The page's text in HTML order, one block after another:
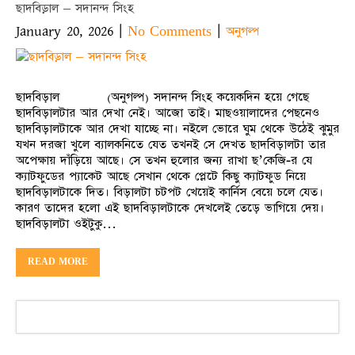
ছাদবিড়াল – সদানন্দ সিংহ
January 20, 2026 | No Comments |অনুগল্প
ছাদবিড়াল (অনুগল্প) সদানন্দ সিংহ কয়েকদিন হয়ে গেছে
ছাদবিড়ালটার আর দেখা নেই। আজো তাই। মাছওয়ালাদের পেছনেও
ছাদবিড়ালটাকে আর দেখা যাচ্ছে না। নইলে ভোরে ঘুম থেকে উঠেই ঝুমুর
যখন দরজা খুলে ব্যালকনিতে যেত তখনই সে দেখত ছাদবিড়ালটা তার
অপেক্ষায় দাঁড়িয়ে আছে। সে তখন হুলোর জন্য রাখা ছ’কেজি-র যে
ক্যাটফুডের প্যাকেট আছে সেখান থেকে প্লেটে কিছু ক্যাটফুড নিয়ে
ছাদবিড়ালটাকে দিত। বিড়ালটা চটপট খেয়েই কার্নিস বেয়ে চলে যেত।
কারণ তাদের হলো এই ছাদবিড়ালটাকে দেখলেই তেড়ে ভাগিয়ে দেয়।
ছাদবিড়ালটা ওইটুকু…
READ MORE